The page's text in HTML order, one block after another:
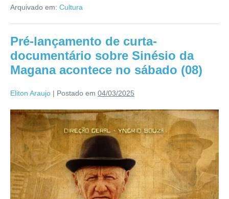
Arquivado em: Cultura
Pré-lançamento de curta-
documentário sobre Sinésio da
Magana acontece no sábado (08)
Eliton Araujo | Postado em 04/03/2025